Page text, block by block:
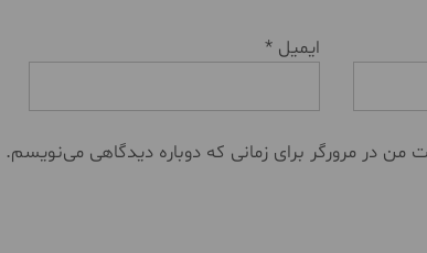
ایمیل*
من در مرورگر برای زمانی که دوباره دیدگاهی می‌نویسم.